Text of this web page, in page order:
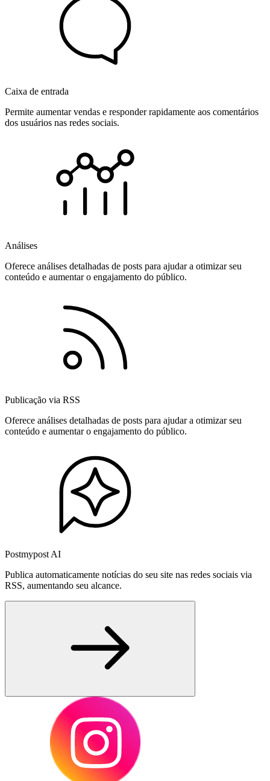
Caixa de entrada
Permite aumentar vendas e responder rapidamente aos comentários
dos usuários nas redes sociais.
Análises
Oferece análises detalhadas de posts para ajudar a otimizar seu
conteúdo e aumentar o engajamento do público.
Publicação via RSS
Oferece análises detalhadas de posts para ajudar a otimizar seu
conteúdo e aumentar o engajamento do público.
Postmypost AI
Publica automaticamente notícias do seu site nas redes sociais via
RSS, aumentando seu alcance.